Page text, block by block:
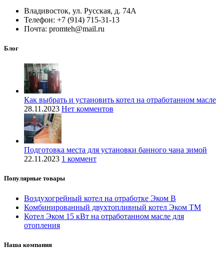
Владивосток, ул. Русская, д. 74А
Телефон: +7 (914) 715-31-13
Почта: promteh@mail.ru
Блог
Как выбрать и установить котел на отработанном масле
28.11.2023 Нет комментов
Подготовка места для установки банного чана зимой
22.11.2023 1 коммент
Популярные товары
Воздухогрейный котел на отработке Эком В
Комбинированный двухтопливный котел Эком ТМ
Котел Эком 15 кВт на отработанном масле для
отопления
Наша компания